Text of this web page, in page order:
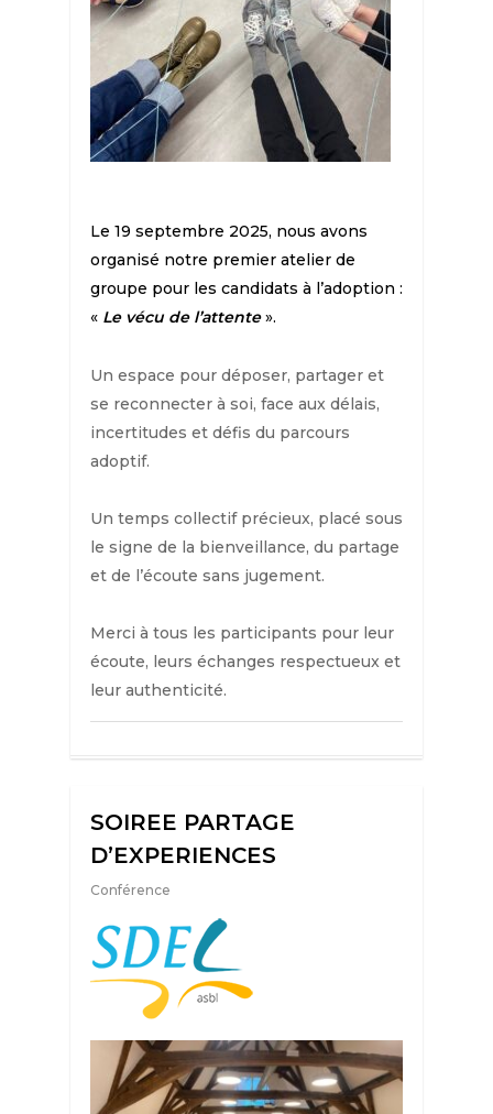
Le 19 septembre 2025, nous avons
organisé notre premier atelier de
groupe pour les candidats à l’adoption :
« Le vécu de l’attente».
Un espace pour déposer, partager et
se reconnecter à soi, face aux délais,
incertitudes et défis du parcours
adoptif.
Un temps collectif précieux, placé sous
le signe de la bienveillance, du partage
et de l’écoute sans jugement.
Merci à tous les participants pour leur
écoute, leurs échanges respectueux et
leur authenticité.
SOIREE PARTAGE
D’EXPERIENCES
Conférence